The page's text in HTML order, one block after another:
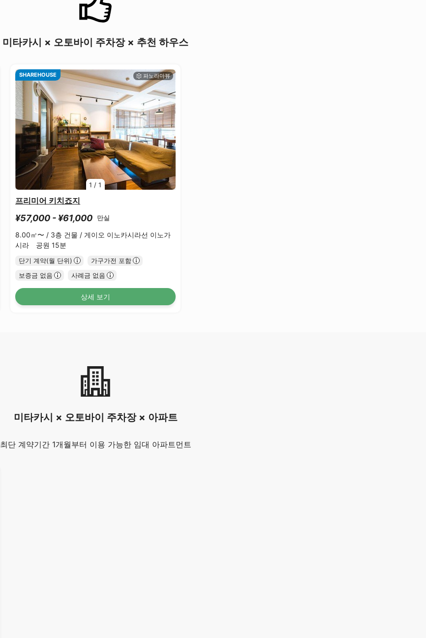
미타카시 × 오토바이 주차장 × 추천 하우스
1 /1
SHAREHOUSE
프리미어 키치죠지
¥57,000 - ¥61,000 만실
8.00㎡〜 / 3층 건물 / 게이오 이노카시라선 이노가
시라 공원 15분
단기 계약(월 단위)
가구가전 포함
보증금 없음
사례금 없음
상세 보기
미타카시 × 오토바이 주차장 × 아파트
최단 계약기간 1개월부터 이용 가능한 임대 아파트먼트